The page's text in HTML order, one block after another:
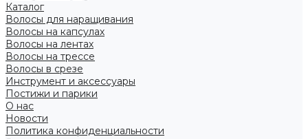
Каталог
Волосы для наращивания
Волосы на капсулах
Волосы на лентах
Волосы на трессе
Волосы в срезе
Инструмент и аксессуары
Постижи и парики
О нас
Новости
Политика конфиденциальности